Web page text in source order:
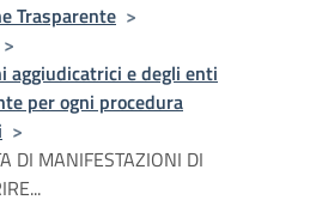
Trasparente >
>
e degli enti
per ogni procedura
>
DI MANIFESTAZIONI DI